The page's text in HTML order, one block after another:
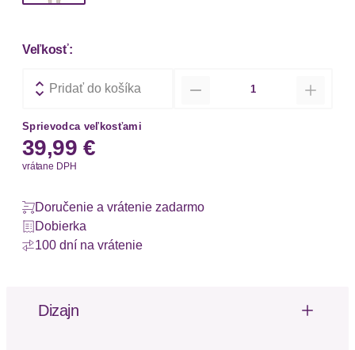
Veľkosť:
Pridať do košíka
Sprievodca veľkosťami
39,99 €
vrátane DPH
Doručenie a vrátenie zadarmo
Dobierka
100 dní na vrátenie
Dizajn